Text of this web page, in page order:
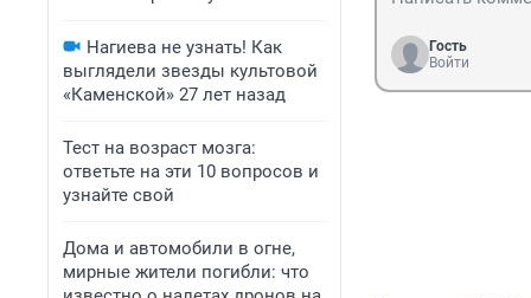
Нагиева не узнать! Как
выглядели звезды культовой
«Каменской» 27 лет назад
Тест на возраст мозга:
ответьте на эти 10 вопросов и
узнайте свой
Дома и автомобили в огне,
мирные жители погибли: что
Гость
Войти